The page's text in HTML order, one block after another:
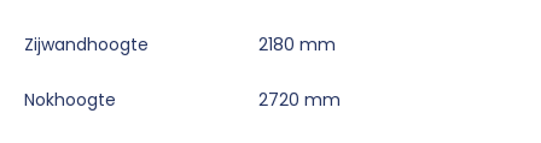
Zijwandhoogte 2180 mm
Nokhoogte 2720 mm